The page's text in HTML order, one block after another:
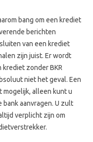
bang om een krediet
berichten
van een krediet
zijn juist. Er wordt
zonder BKR
niet het geval. Een
mogelijk, alleen kunt u
aanvragen. U zult
verplicht zijn om